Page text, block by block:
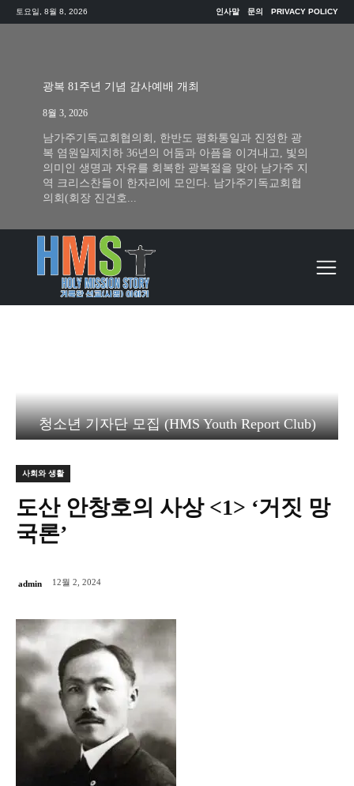
토요일, 8월 8, 2026 인사말 문의 PRIVACY POLICY
광복 81주년 기념 감사예배 개최
8월 3, 2026
남가주기독교회협의회, 한반도 평화통일과 진정한 광
복 염원일제치하 36년의 어둠과 아픔을 이겨내고, 빛의
의미인 생명과 자유를 회복한 광복절을 맞아 남가주 지
역 크리스찬들이 한자리에 모인다. 남가주기독교회협
의회(회장 진건호...
청소년 기자단 모집 (HMS Youth Report Club)
사회와 생활
도산 안창호의 사상 <1> ‘거짓 망
국론’
admin 12월 2, 2024